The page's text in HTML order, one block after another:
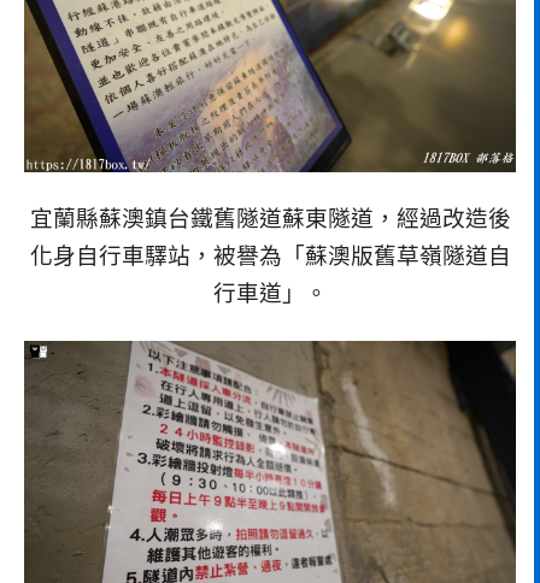
宜蘭縣蘇澳鎮台鐵舊隧道蘇東隧道，經過改造後
化身自行車驛站，被譽為「蘇澳版舊草嶺隧道自
行車道」。